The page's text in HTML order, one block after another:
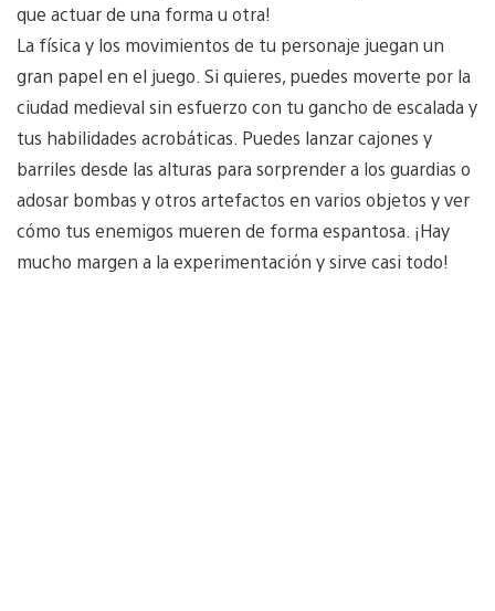
que actuar de una forma u otra!
La física y los movimientos de tu personaje juegan un
gran papel en el juego. Si quieres, puedes moverte por la
ciudad medieval sin esfuerzo con tu gancho de escalada y
tus habilidades acrobáticas. Puedes lanzar cajones y
barriles desde las alturas para sorprender a los guardias o
adosar bombas y otros artefactos en varios objetos y ver
cómo tus enemigos mueren de forma espantosa. ¡Hay
mucho margen a la experimentación y sirve casi todo!